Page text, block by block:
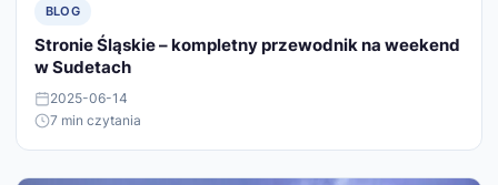
BLOG
Stronie Śląskie – kompletny przewodnik na weekend
w Sudetach
2025-06-14
7 min czytania